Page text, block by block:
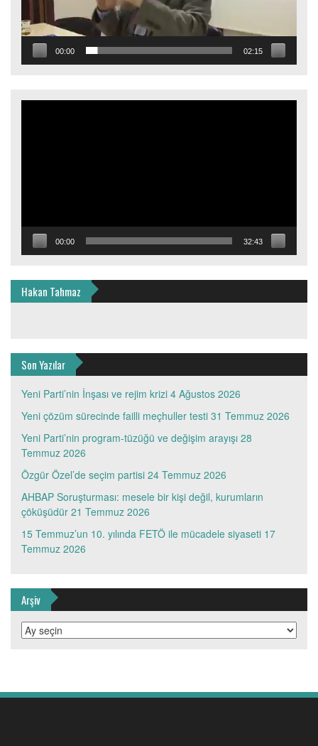
00:00 02:15
00:00 32:43
Hakan Tahmaz
Son Yazılar
Yeni Parti’nin İnşası ve rejim krizi 4 Ağustos 2026
Yeni çözüm sürecinde failli meçhuller testi 31 Temmuz 2026
Yeni Parti’nin program-tüzüğü ve değişim arayışı 28
Temmuz 2026
Özgür Özel’de seçim partisi 24 Temmuz 2026
AHBAP Soruşturması: mesele bir kişi değil, kurumların
çöküşüdür 21 Temmuz 2026
15 Temmuz’un 10. yılında FETÖ ile mücadele siyaseti 17
Temmuz 2026
Arşiv
Arşiv